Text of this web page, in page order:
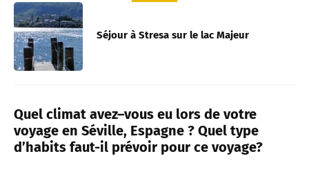
Séjour à Stresa sur le lac Majeur
Quel climat avez–vous eu lors de votre
voyage en Séville, Espagne ? Quel type
d’habits faut-il prévoir pour ce voyage?